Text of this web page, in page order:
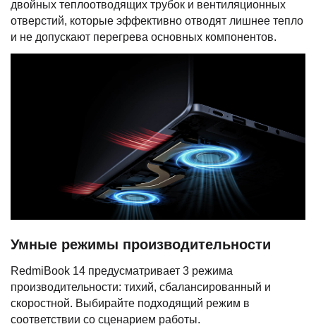
двойных теплоотводящих трубок и вентиляционных
отверстий, которые эффективно отводят лишнее тепло
и не допускают перегрева основных компонентов.
Умные режимы производительности
RedmiBook 14 предусматривает 3 режима
производительности: тихий, сбалансированный и
скоростной. Выбирайте подходящий режим в
соответствии со сценарием работы.